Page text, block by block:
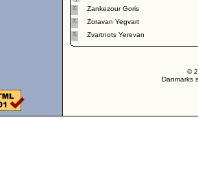
Zankezour Goris
Zoravan Yegvart
Zvartnots Yerevan
©
Danmarks